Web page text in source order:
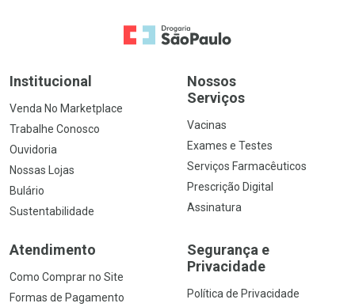
Ir para a Home
Institucional
Venda No Marketplace
Trabalhe Conosco
Ouvidoria
Nossas Lojas
Bulário
Sustentabilidade
Nossos
Serviços
Vacinas
Exames e Testes
Serviços Farmacêuticos
Prescrição Digital
Assinatura
Atendimento
Como Comprar no Site
Formas de Pagamento
Segurança e
Privacidade
Política de Privacidade